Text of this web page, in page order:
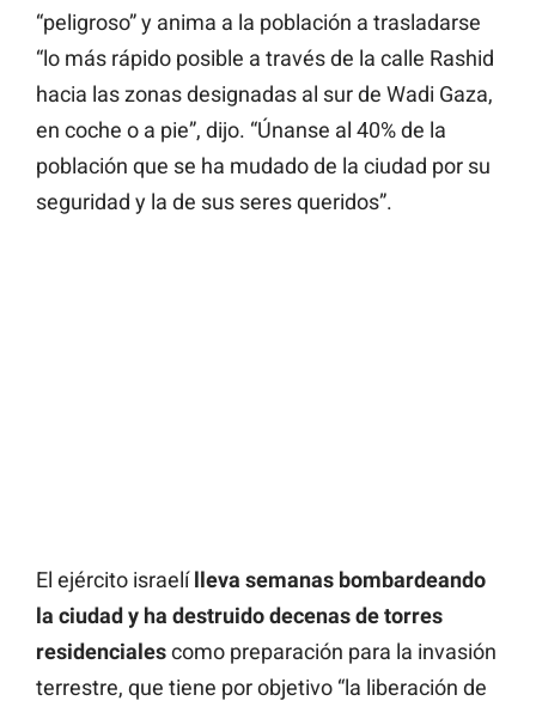
“peligroso” y anima a la población a trasladarse
“lo más rápido posible a través de la calle Rashid
hacia las zonas designadas al sur de Wadi Gaza,
en coche o a pie”, dijo. “Únanse al 40% de la
población que se ha mudado de la ciudad por su
seguridad y la de sus seres queridos”.
El ejército israelílleva semanas bombardeando
la ciudad y ha destruido decenas de torres
residencialescomo preparación para la invasión
terrestre, que tiene por objetivo “la liberación de